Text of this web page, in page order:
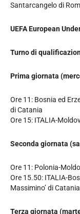
Santarcangelo di
UEFA European
Turno di
Prima giornata
Ore 11: Bosnia ed
di Catania
Ore 15: ITALIA-
Seconda giornata
Ore 11: Polonia-
Ore 15.50: ITALIA-
Massimino’ di Catania
Terza giornata